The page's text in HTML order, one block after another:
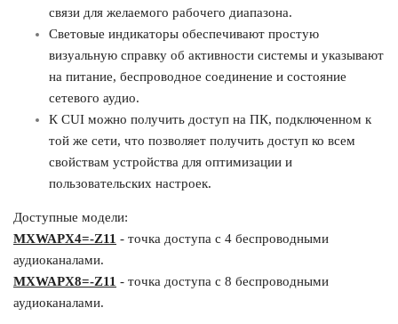
связи для желаемого рабочего диапазона.
Световые индикаторы обеспечивают простую
визуальную справку об активности системы и указывают
на питание, беспроводное соединение и состояние
сетевого аудио.
К CUI можно получить доступ на ПК, подключенном к
той же сети, что позволяет получить доступ ко всем
свойствам устройства для оптимизации и
пользовательских настроек.
Доступные модели:
MXWAPX4=-Z11 - точка доступа с 4 беспроводными
аудиоканалами.
MXWAPX8=-Z11 - точка доступа с 8 беспроводными
аудиоканалами.